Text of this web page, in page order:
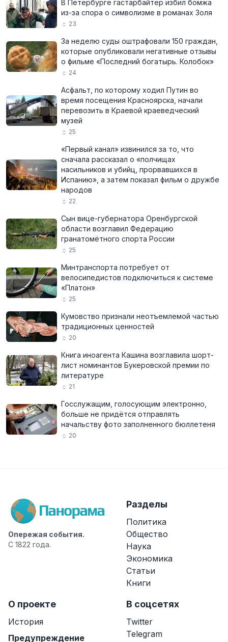
В Петербурге гастарбайтер избил бомжа
из-за спора о символизме в романах Золя
23
За неделю суды оштрафовали 150 граждан,
которые опубликовали негативные отзывы
о фильме «Последний богатырь. Колобок»
24
Асфальт, по которому ходил Путин во
время посещения Красноярска, начали
перевозить в Краевой краеведческий
музей
25
«Первый канал» извинился за то, что
сначала рассказал о «полчищах
насильников и убийц, прорвавшихся в
Испанию», а затем показал фильм о дружбе
народов
22
Сын вице-губернатора Оренбургской
области возглавил Федерацию
гранатомётного спорта России
25
Минтранспорта потребует от
велосипедистов подключиться к системе
«Платон»
25
Кумовство признали неотъемлемой частью
традиционных ценностей
20
Книга иноагента Кашина возглавила шорт-
лист номинантов Букеровской премии по
литературе
21
Госслужащим, голосующим электронно,
больше не придётся отправлять
начальству фото заполненного бюллетеня
20
Опережая события.
С 1822 года.
Разделы
Политика
Общество
Наука
Экономика
Статьи
Книги
О проекте
История
Предупреждение
В соцсетях
Twitter
Telegram